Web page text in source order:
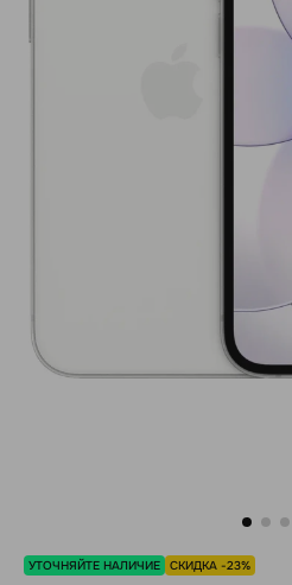
УТОЧНЯЙТЕ НАЛИЧИЕ СКИДКА -23%